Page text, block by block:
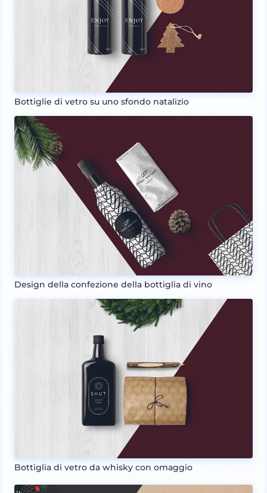
Bottiglie di vetro su uno sfondo natalizio
Design della confezione della bottiglia di vino
Bottiglia di vetro da whisky con omaggio